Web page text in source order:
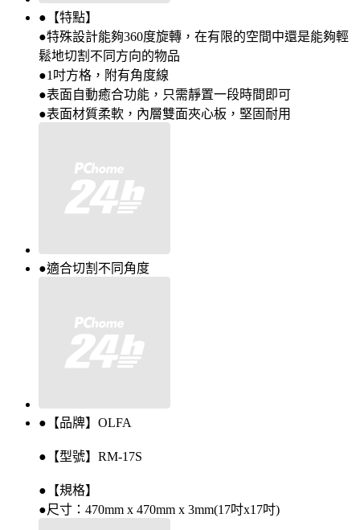
●【特點】
●特殊設計能夠360度旋轉，在有限的空間中還是能夠輕
鬆地切割不同方向的物品
●1吋方格，附有角度線
●表面自動癒合功能，只需靜置一段時間即可
●表面材質柔軟，內層雙面夾心板，堅固耐用
●適合切割不同角度
●【品牌】OLFA
●【型號】RM-17S
●【規格】
●尺寸：470mm x 470mm x 3mm(17吋x17吋)